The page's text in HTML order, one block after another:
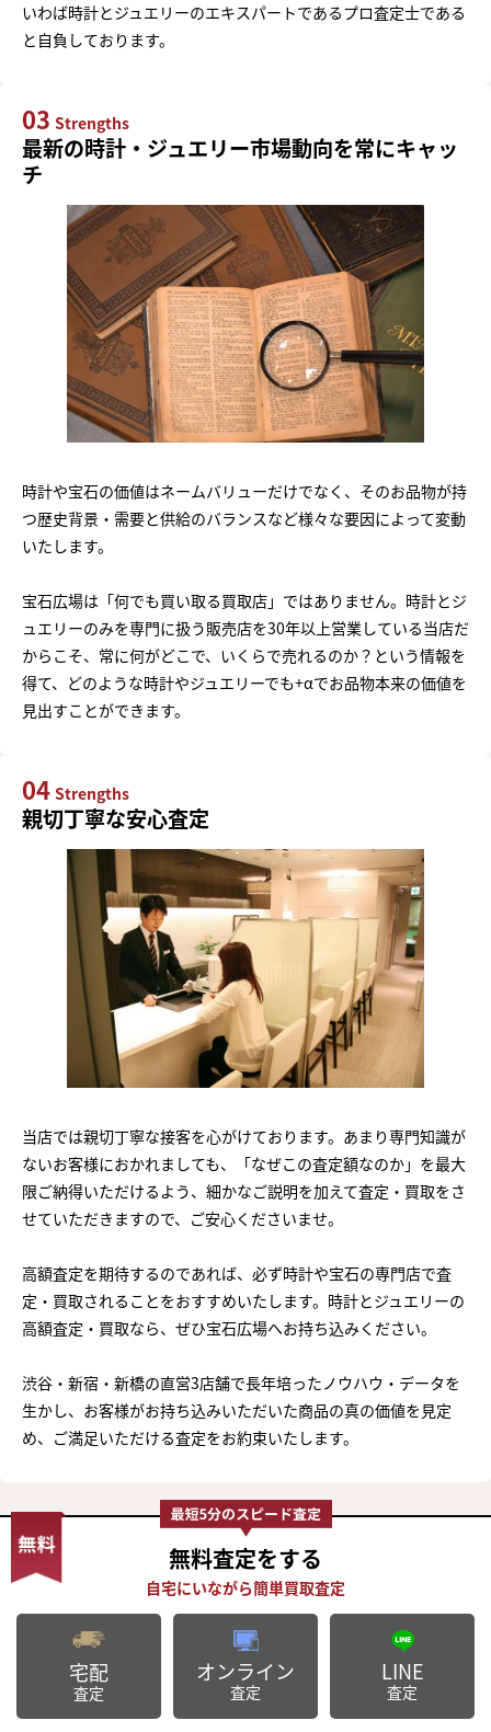
いわば時計とジュエリーのエキスパートであるプロ査定士である
と自負しております。
03 Strengths
最新の時計・ジュエリー市場動向を常にキャッ
チ
時計や宝石の価値はネームバリューだけでなく、そのお品物が持
つ歴史背景・需要と供給のバランスなど様々な要因によって変動
いたします。
宝石広場は「何でも買い取る買取店」ではありません。時計とジ
ュエリーのみを専門に扱う販売店を30年以上営業している当店だ
からこそ、常に何がどこで、いくらで売れるのか？という情報を
得て、どのような時計やジュエリーでも+αでお品物本来の価値を
見出すことができます。
04 Strengths
親切丁寧な安心査定
当店では親切丁寧な接客を心がけております。あまり専門知識が
ないお客様におかれましても、「なぜこの査定額なのか」を最大
限ご納得いただけるよう、細かなご説明を加えて査定・買取をさ
せていただきますので、ご安心くださいませ。
高額査定を期待するのであれば、必ず時計や宝石の専門店で査
定・買取されることをおすすめいたします。時計とジュエリーの
高額査定・買取なら、ぜひ宝石広場へお持ち込みください。
渋谷・新宿・新橋の直営3店舗で長年培ったノウハウ・データを
生かし、お客様がお持ち込みいただいた商品の真の価値を見定
め、ご満足いただける査定をお約束いたします。
無料査定をする
宅配
査定
オンライン
査定
LINE
査定